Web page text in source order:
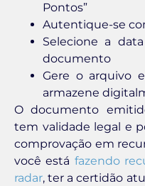
Pontos”
Autentique-se
Selecione a
documento
Gere o arquivo
armazene
O documento
tem validade legal e
comprovação em
você está fazendo
radar, ter a certidão